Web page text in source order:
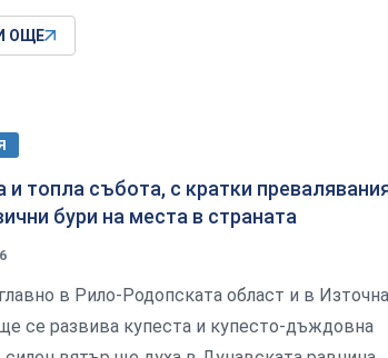
ОЩЕ
и топла събота, с кратки
бури на места в страната
в Рило-Родопската област и в Източна
се развива купеста и купесто-дъждовна